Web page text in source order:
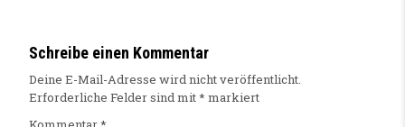
Schreibe einen Kommentar
Deine E-Mail-Adresse wird nicht veröffentlicht.
Erforderliche Felder sind mit* markiert